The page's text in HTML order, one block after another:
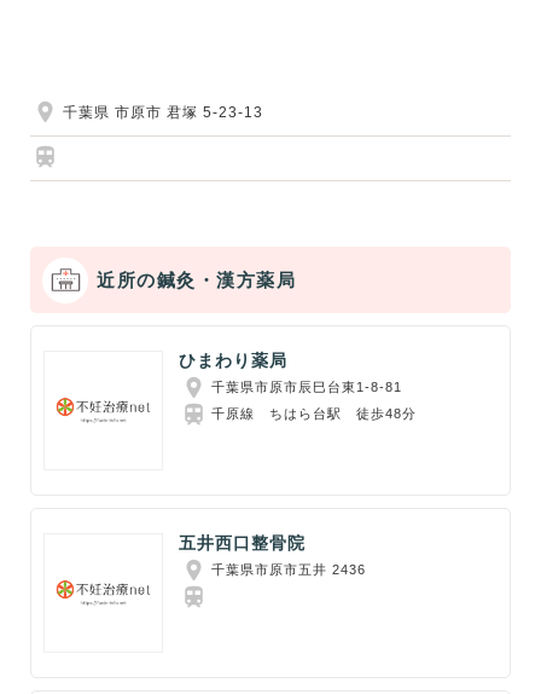
千葉県 市原市 君塚 5-23-13
近所の鍼灸・漢方薬局
ひまわり薬局
千葉県市原市辰巳台東1-8-81
千原線 ちはら台駅 徒歩48分
五井西口整骨院
千葉県市原市五井 2436